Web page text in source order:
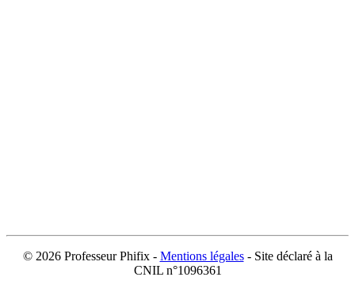
© 2026 Professeur Phifix - Mentions légales- Site déclaré à la
CNIL n°1096361